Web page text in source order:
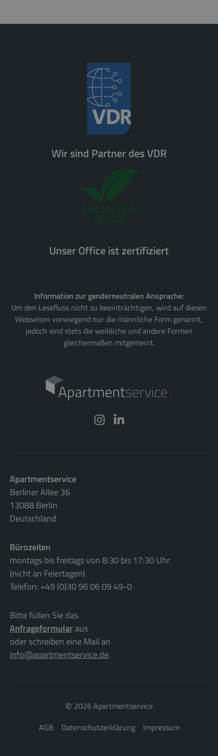
Wir sind Partner des VDR
Unser Office ist zertifiziert
Information zur genderneutralen Ansprache:
Um den Lesefluss nicht zu beeinträchtigen, wird auf diesen
Webseiten vorwiegend nur die männliche Form genannt,
jedoch sind stets die weibliche und andere Formen
gleichermaßen mitgemeint.
Apartmentservice
Berliner Allee 36
13088 Berlin
Deutschland
Bürozeiten
montags bis freitags von 8:30 bis 17:30 Uhr
(nicht an Feiertagen)
Telefon: +49 (0)30 96 06 09 49-0
Bitte füllen Sie das
Anfrageformularaus
oder schreiben eine Mail an
info@apartmentservice.de.
© 2026 Apartmentservice
AGB
Datenschutzerklärung Impressum